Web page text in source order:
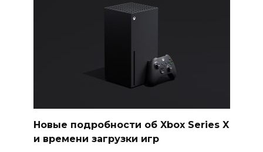
Новые подробности об Xbox Series X
и времени загрузки игр